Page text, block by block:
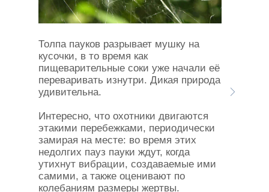
Толпа пауков разрывает мушку на
кусочки, в то время как
пищеварительные соки уже начали её
переваривать изнутри. Дикая природа
удивительна.
Интересно, что охотники двигаются
этакими перебежками, периодически
замирая на месте: во время этих
недолгих пауз пауки ждут, когда
утихнут вибрации, создаваемые ими
самими, а также оценивают по
колебаниям размеры жертвы.